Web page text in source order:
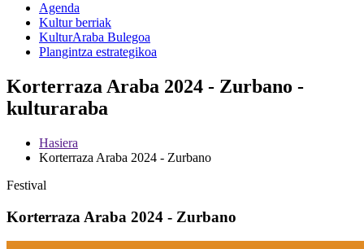
Agenda
Kultur berriak
KulturAraba Bulegoa
Plangintza estrategikoa
Korterraza Araba 2024 - Zurbano -
kulturaraba
Hasiera
Korterraza Araba 2024 - Zurbano
Festival
Korterraza Araba 2024 - Zurbano